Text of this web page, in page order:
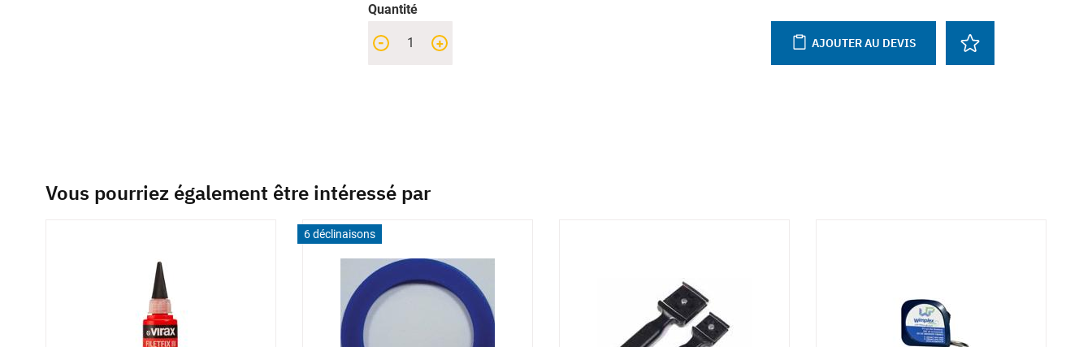
Quantité
+
- AJOUTER AU DEVIS
Vous pourriez également être intéressé par
6 déclinaisons